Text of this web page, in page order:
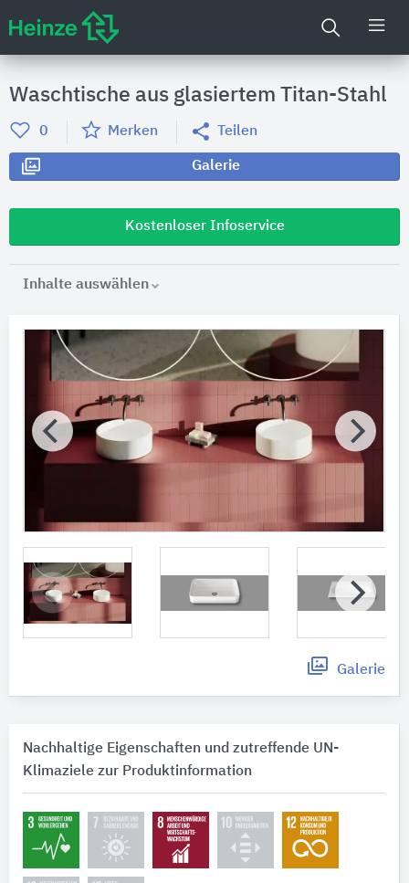
Waschtische aus glasiertem Titan-Stahl
0 Merken Teilen
Galerie
Kostenloser Infoservice
Inhalte auswählen
Galerie
Nachhaltige Eigenschaften und zutreffende UN-
Klimaziele zur Produktinformation